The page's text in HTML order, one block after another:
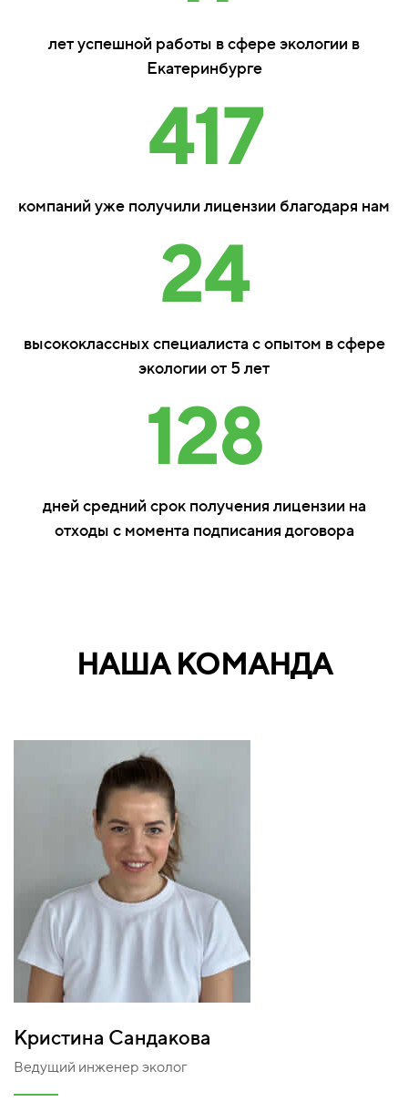
лет успешной работы в сфере экологии в
Екатеринбурге
417
компаний уже получили лицензии благодаря нам
24
высококлассных специалиста с опытом в сфере
экологии от 5 лет
128
дней средний срок получения лицензии на
отходы с момента подписания договора
НАША КОМАНДА
Кристина Сандакова
Ведущий инженер эколог